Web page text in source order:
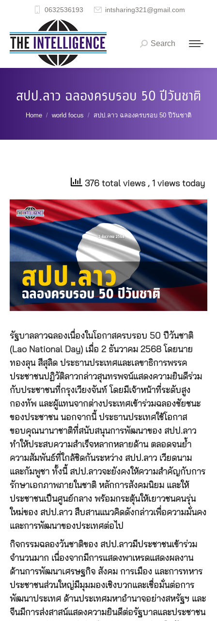
0632536193 intsharing321@gmail.com
Search:
Search
สปป.ลาว ฉลองครบรอบ 50 ปีวันชาติ
You are here:
Home world focus สปป.ลาว ฉลองครบรอบ 50 ปีวันชาติ
376 total views , 1 views today
รัฐบาลลาวฉลองเนื่องในโอกาสครบรอบ 50 ปีวันชาติ
(Lao National Day) เมื่อ 2 ธันวาคม 2568 โดยนาย
ทองลุน สีสุลิด ประธานประเทศและเลขาธิการพรรค
ประชาชนปฏิวัติลาวกล่าวสุนทรพจน์แสดงความยินดีร่วม
กับประชาชนที่กรุงเวียงจันท์ โดยมีเจ้าหน้าที่ระดับสูง
กองทัพ และผู้แทนจากต่างประเทศเข้าร่วมฉลองชัยชนะ
ของประชาชน นอกจากนี้ ประธานประเทศใช้โอกาส
ขอบคุณนานาชาติที่สนับสนุนการพัฒนาของ สปป.ลาว
ทำให้ประสบความสำเร็จหลากหลายด้าน ตลอดจนย้ำ
ความสัมพันธ์ที่ใกล้ชิดกันระหว่าง สปป.ลาว เวียดนาม
และกัมพูชา ทั้งนี้ สปป.ลาวจะยังคงให้ความสำคัญกับการ
รักษาเอกภาพภายในชาติ หลักการสังคมนิยม และให้
ประชาชนเป็นศูนย์กลาง พร้อมกระตุ้นให้เยาวชนคนรุ่น
ใหม่ของ สปป.ลาว สืบสานแนวคิดดังกล่าวเพื่อความมั่นคง
และการพัฒนาของประเทศต่อไป
กิจกรรมฉลองวันชาติของ สปป.ลาวมีประชาชนเข้าร่วม
จำนวนมาก เนื่องจากมีการแสดงพาเหรดแสดงผลงาน
ด้านการพัฒนาเศรษฐกิจ สังคม การเมือง และการทหาร
ประชาชนส่วนใหญ่มีมุมมองเชิงบวกและเชื่อมั่นต่อการ
พัฒนาประเทศ ด้านประเทศมหาอำนาจอย่างสหรัฐฯ และ
จีนมีการส่งสาสน์แสดงความยินดีต่อรัฐบาลและประชาชน